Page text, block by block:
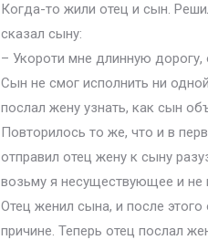
Когда-то жили отец и сын.
сказал сыну:
– Укороти мне длинную дорогу,
Сын не смог исполнить ни
послал жену узнать, как сын
Повторилось то же, что и в
отправил отец жену к сыну
возьму я несуществующее и
Отец женил сына, и после
причине. Теперь отец послал